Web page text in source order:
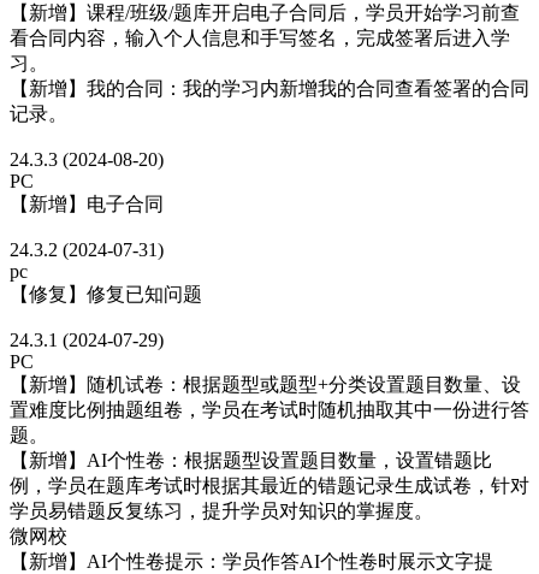
【新增】课程/班级/题库开启电子合同后，学员开始学习前查
看合同内容，输入个人信息和手写签名，完成签署后进入学
习。
【新增】我的合同：我的学习内新增我的合同查看签署的合同
记录。
24.3.3 (2024-08-20)
PC
【新增】电子合同
24.3.2 (2024-07-31)
pc
【修复】修复已知问题
24.3.1 (2024-07-29)
PC
【新增】随机试卷：根据题型或题型+分类设置题目数量、设
置难度比例抽题组卷，学员在考试时随机抽取其中一份进行答
题。
【新增】AI个性卷：根据题型设置题目数量，设置错题比
例，学员在题库考试时根据其最近的错题记录生成试卷，针对
学员易错题反复练习，提升学员对知识的掌握度。
微网校
【新增】AI个性卷提示：学员作答AI个性卷时展示文字提